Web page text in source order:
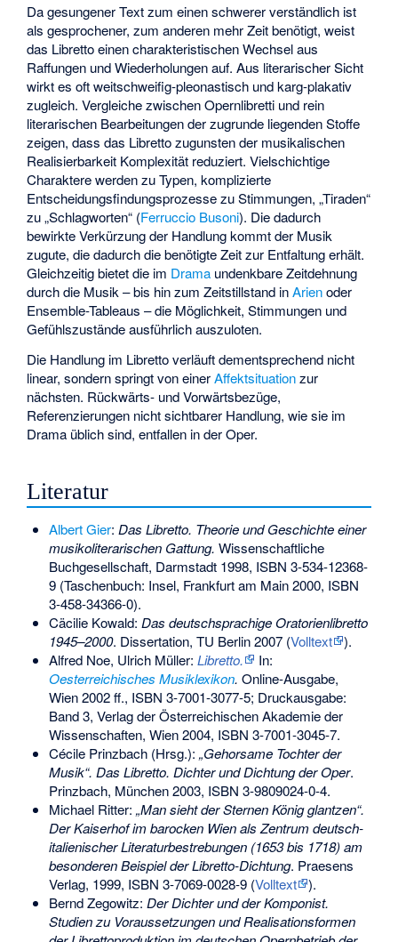
Da gesungener Text zum einen schwerer verständlich ist
als gesprochener, zum anderen mehr Zeit benötigt, weist
das Libretto einen charakteristischen Wechsel aus
Raffungen und Wiederholungen auf. Aus literarischer Sicht
wirkt es oft weitschweifig-pleonastisch und karg-plakativ
zugleich. Vergleiche zwischen Opernlibretti und rein
literarischen Bearbeitungen der zugrunde liegenden Stoffe
zeigen, dass das Libretto zugunsten der musikalischen
Realisierbarkeit Komplexität reduziert. Vielschichtige
Charaktere werden zu Typen, komplizierte
Entscheidungsfindungsprozesse zu Stimmungen, „Tiraden“
zu „Schlagworten“ (Ferruccio Busoni). Die dadurch
bewirkte Verkürzung der Handlung kommt der Musik
zugute, die dadurch die benötigte Zeit zur Entfaltung erhält.
Gleichzeitig bietet die im Drama undenkbare Zeitdehnung
durch die Musik – bis hin zum Zeitstillstand inArienoder
Ensemble-Tableaus – die Möglichkeit, Stimmungen und
Gefühlszustände ausführlich auszuloten.
Die Handlung im Libretto verläuft dementsprechend nicht
linear, sondern springt von einerAffektsituationzur
nächsten. Rückwärts- und Vorwärtsbezüge,
Referenzierungen nicht sichtbarer Handlung, wie sie im
Drama üblich sind, entfallen in der Oper.
Literatur
Albert Gier: Das Libretto. Theorie und Geschichte einer
musikoliterarischen Gattung. Wissenschaftliche
Buchgesellschaft, Darmstadt 1998, ISBN 3-534-12368-
9(Taschenbuch: Insel, Frankfurt am Main 2000, ISBN
3-458-34366-0).
Cäcilie Kowald: Das deutschsprachige Oratorienlibretto
1945–2000. Dissertation, TU Berlin 2007 (Volltext
).
Alfred Noe, Ulrich Müller: Libretto.
In:
Oesterreichisches Musiklexikon. Online-Ausgabe,
Wien 2002 ff., ISBN 3-7001-3077-5; Druckausgabe:
Band 3, Verlag der Österreichischen Akademie der
Wissenschaften, Wien 2004, ISBN 3-7001-3045-7.
Cécile Prinzbach (Hrsg.): „Gehorsame Tochter der
Musik“. Das Libretto. Dichter und Dichtung der Oper.
Prinzbach, München 2003, ISBN 3-9809024-0-4.
Michael Ritter: „Man sieht der Sternen König glantzen“.
Der Kaiserhof im barocken Wien als Zentrum deutsch-
italienischer Literaturbestrebungen (1653 bis 1718) am
besonderen Beispiel der Libretto-Dichtung. Praesens
Verlag, 1999, ISBN 3-7069-0028-9(Volltext
).
Bernd Zegowitz: Der Dichter und der Komponist.
Studien zu Voraussetzungen und Realisationsformen